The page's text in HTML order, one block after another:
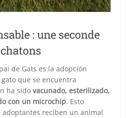
: une seconde
de Gats es la adopción
que se encuentra
ha sidovacunado, esterilizado,
con un microchip. Esto
reciben un animal